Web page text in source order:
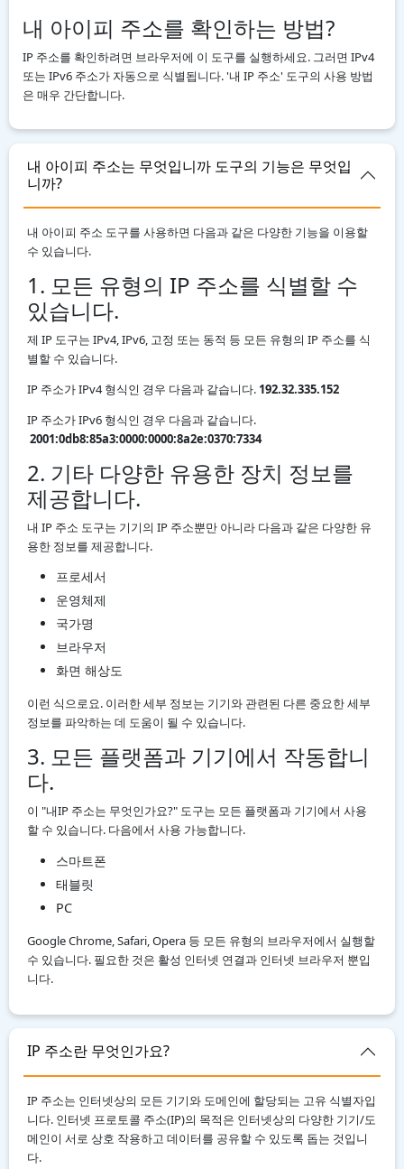
IPv6 Range to CIDR Calculator
IP WHOIS Lookup
내 아이피 주소를 확인하는 방법?
IP 주소를 확인하려면 브라우저에 이 도구를 실행하세요. 그러면 IPv4
또는 IPv6 주소가 자동으로 식별됩니다. '내 IP 주소' 도구의 사용 방법
은 매우 간단합니다.
내 아이피 주소는 무엇입니까 도구의 기능은 무엇입
니까?
내 아이피 주소 도구를 사용하면 다음과 같은 다양한 기능을 이용할
수 있습니다.
1. 모든 유형의 IP 주소를 식별할 수
있습니다.
제 IP 도구는 IPv4, IPv6, 고정 또는 동적 등 모든 유형의 IP 주소를 식
별할 수 있습니다.
IP 주소가 IPv4 형식인 경우 다음과 같습니다. 192.32.335.152
IP 주소가 IPv6 형식인 경우 다음과 같습니다.
2001:0db8:85a3:0000:0000:8a2e:0370:7334
2. 기타 다양한 유용한 장치 정보를
제공합니다.
내 IP 주소 도구는 기기의 IP 주소뿐만 아니라 다음과 같은 다양한 유
용한 정보를 제공합니다.
프로세서
운영체제
국가명
브라우저
화면 해상도
이런 식으로요. 이러한 세부 정보는 기기와 관련된 다른 중요한 세부
정보를 파악하는 데 도움이 될 수 있습니다.
3. 모든 플랫폼과 기기에서 작동합니
다.
이 "내IP 주소는 무엇인가요?" 도구는 모든 플랫폼과 기기에서 사용
할 수 있습니다. 다음에서 사용 가능합니다.
스마트폰
태블릿
PC
Google Chrome, Safari, Opera 등 모든 유형의 브라우저에서 실행할
수 있습니다. 필요한 것은 활성 인터넷 연결과 인터넷 브라우저 뿐입
니다.
IP 주소란 무엇인가요?
IP 주소는 인터넷상의 모든 기기와 도메인에 할당되는 고유 식별자입
니다. 인터넷 프로토콜 주소(IP)의 목적은 인터넷상의 다양한 기기/도
메인이 서로 상호 작용하고 데이터를 공유할 수 있도록 돕는 것입니
다.